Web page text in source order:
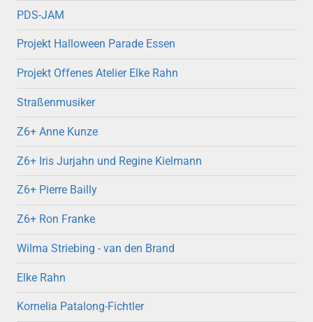
PDS-JAM
Projekt Halloween Parade Essen
Projekt Offenes Atelier Elke Rahn
Straßenmusiker
Z6+ Anne Kunze
Z6+ Iris Jurjahn und Regine Kielmann
Z6+ Pierre Bailly
Z6+ Ron Franke
Wilma Striebing - van den Brand
Elke Rahn
Kornelia Patalong-Fichtler